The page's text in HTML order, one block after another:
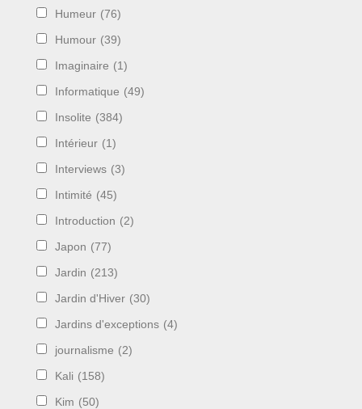
Humeur (76)
Humour (39)
Imaginaire (1)
Informatique (49)
Insolite (384)
Intérieur (1)
Interviews (3)
Intimité (45)
Introduction (2)
Japon (77)
Jardin (213)
Jardin d'Hiver (30)
Jardins d'exceptions (4)
journalisme (2)
Kali (158)
Kim (50)